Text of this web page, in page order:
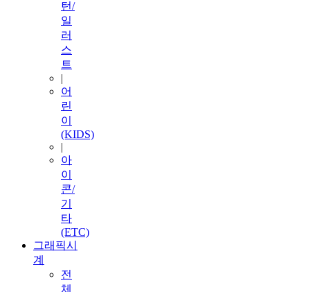
턴/
일
러
스
트
|
어
린
이
(KIDS)
|
아
이
콘/
기
타
(ETC)
그래픽시
계
전
체